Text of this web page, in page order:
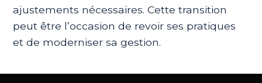
ajustements nécessaires. Cette transition
peut être l’occasion de revoir ses pratiques
et de moderniser sa gestion.